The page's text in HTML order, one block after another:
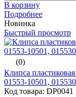
В корзину
Подробнее
Новинка
Быстрый просмотр
(0)
Клипса
01553-10501,
Код товара: DP0041